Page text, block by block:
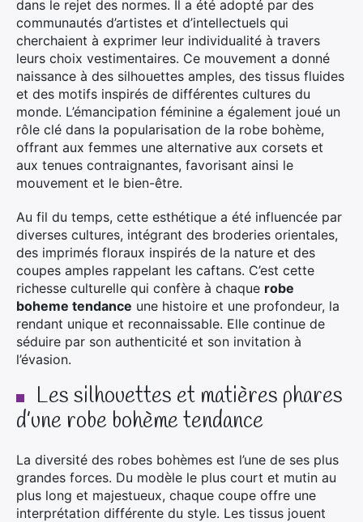
dans le rejet des normes. Il a été adopté par des
communautés d’artistes et d’intellectuels qui
cherchaient à exprimer leur individualité à travers
leurs choix vestimentaires. Ce mouvement a donné
naissance à des silhouettes amples, des tissus fluides
et des motifs inspirés de différentes cultures du
monde. L’émancipation féminine a également joué un
rôle clé dans la popularisation de la robe bohème,
offrant aux femmes une alternative aux corsets et
aux tenues contraignantes, favorisant ainsi le
mouvement et le bien-être.
Au fil du temps, cette esthétique a été influencée par
diverses cultures, intégrant des broderies orientales,
des imprimés floraux inspirés de la nature et des
coupes amples rappelant les caftans. C’est cette
richesse culturelle qui confère à chaque robe
boheme tendance une histoire et une profondeur, la
rendant unique et reconnaissable. Elle continue de
séduire par son authenticité et son invitation à
l’évasion.
Les silhouettes et matières phares
d’une robe bohème tendance
La diversité des robes bohèmes est l’une de ses plus
grandes forces. Du modèle le plus court et mutin au
plus long et majestueux, chaque coupe offre une
interprétation différente du style. Les tissus jouent